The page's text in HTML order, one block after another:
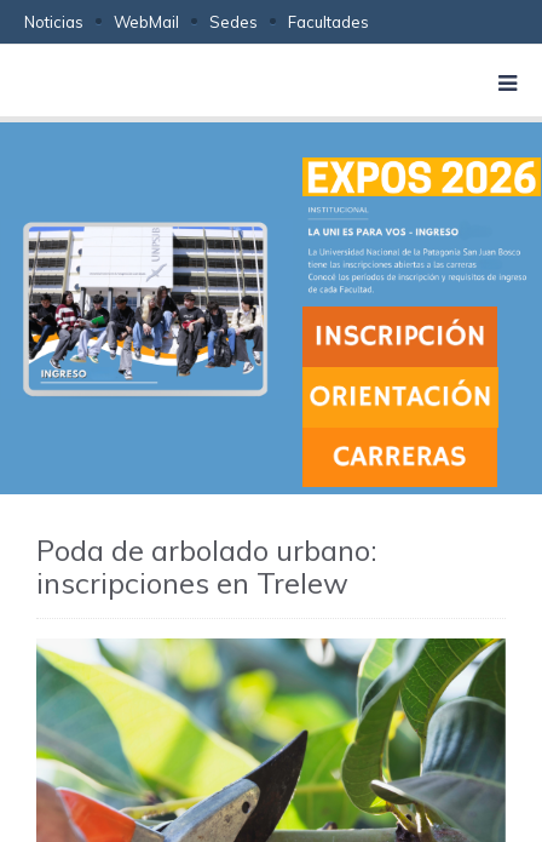
Noticias WebMail Sedes Facultades
Poda de arbolado urbano:
inscripciones en Trelew